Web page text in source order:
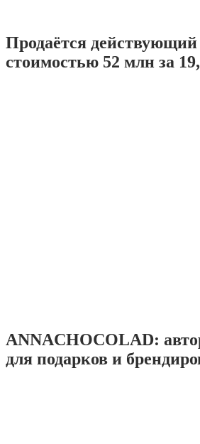
Продаётся действующий
стоимостью 52 млн за
ANNACHOCOLAD:
для подарков и